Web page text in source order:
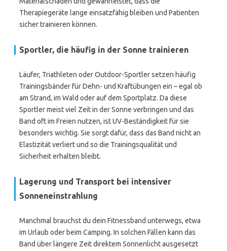
Therapiegeräte lange einsatzfähig bleiben und Patienten
sicher trainieren können.
Sportler, die häufig in der Sonne trainieren
Läufer, Triathleten oder Outdoor-Sportler setzen häufig
Trainingsbänder für Dehn- und Kraftübungen ein – egal ob
am Strand, im Wald oder auf dem Sportplatz. Da diese
Sportler meist viel Zeit in der Sonne verbringen und das
Band oft im Freien nutzen, ist UV-Beständigkeit für sie
besonders wichtig. Sie sorgt dafür, dass das Band nicht an
Elastizität verliert und so die Trainingsqualität und
Sicherheit erhalten bleibt.
Lagerung und Transport bei intensiver
Sonneneinstrahlung
Manchmal brauchst du dein Fitnessband unterwegs, etwa
im Urlaub oder beim Camping. In solchen Fällen kann das
Band über längere Zeit direktem Sonnenlicht ausgesetzt